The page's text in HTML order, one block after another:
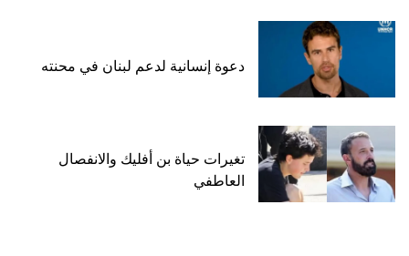
دعوة إنسانية لدعم لبنان في محنته
تغيرات حياة بن أفليك والانفصال
العاطفي